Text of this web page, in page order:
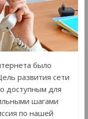
было
развития сети
доступным для
шагами
по нашей